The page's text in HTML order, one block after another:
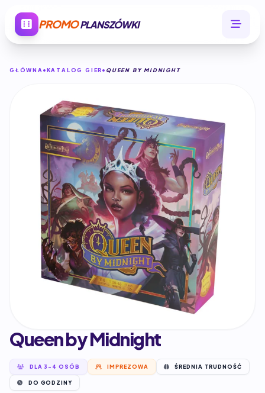
PROMOPLANSZÓWKI
GŁÓWNA KATALOG GIER QUEEN BY MIDNIGHT
Queen by Midnight
DLA 3-4 OSÓB IMPREZOWA ŚREDNIA TRUDNOŚĆ
DO GODZINY